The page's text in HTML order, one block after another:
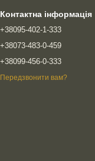
Контактна інформація
+38095-402-1-333
+38073-483-0-459
+38099-456-0-333
Передзвонити вам?